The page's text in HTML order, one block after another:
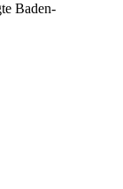
Baden-